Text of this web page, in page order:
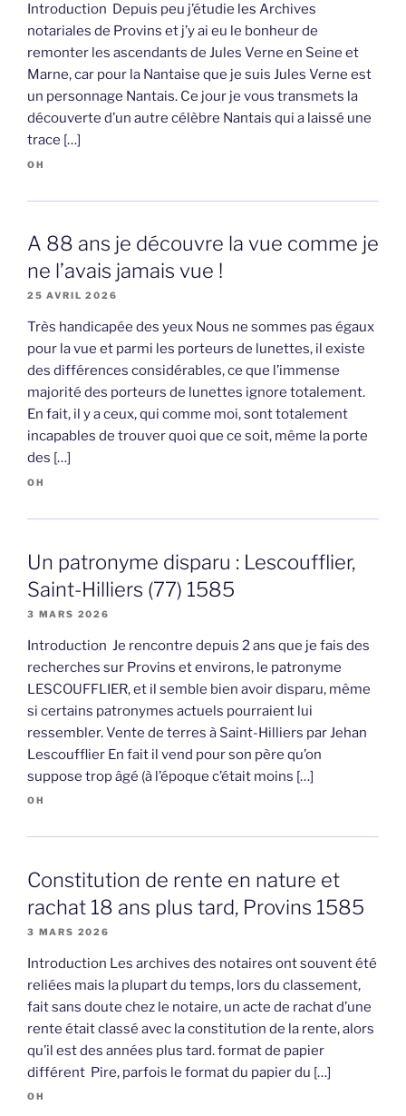
Introduction Depuis peu j’étudie les Archives
notariales de Provins et j’y ai eu le bonheur de
remonter les ascendants de Jules Verne en Seine et
Marne, car pour la Nantaise que je suis Jules Verne est
un personnage Nantais. Ce jour je vous transmets la
découverte d’un autre célèbre Nantais qui a laissé une
trace […]
OH
A 88 ans je découvre la vue comme je
ne l’avais jamais vue !
25 AVRIL 2026
Très handicapée des yeux Nous ne sommes pas égaux
pour la vue et parmi les porteurs de lunettes, il existe
des différences considérables, ce que l’immense
majorité des porteurs de lunettes ignore totalement.
En fait, il y a ceux, qui comme moi, sont totalement
incapables de trouver quoi que ce soit, même la porte
des […]
OH
Un patronyme disparu : Lescoufflier,
Saint-Hilliers (77) 1585
3 MARS 2026
Introduction Je rencontre depuis 2 ans que je fais des
recherches sur Provins et environs, le patronyme
LESCOUFFLIER, et il semble bien avoir disparu, même
si certains patronymes actuels pourraient lui
ressembler. Vente de terres à Saint-Hilliers par Jehan
Lescoufflier En fait il vend pour son père qu’on
suppose trop âgé (à l’époque c’était moins […]
OH
Constitution de rente en nature et
rachat 18 ans plus tard, Provins 1585
3 MARS 2026
Introduction Les archives des notaires ont souvent été
reliées mais la plupart du temps, lors du classement,
fait sans doute chez le notaire, un acte de rachat d’une
rente était classé avec la constitution de la rente, alors
qu’il est des années plus tard. format de papier
différent Pire, parfois le format du papier du […]
OH